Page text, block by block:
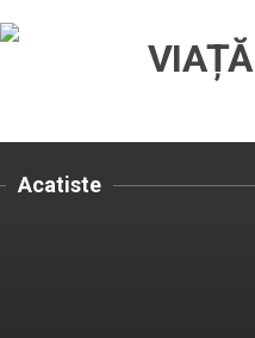
Acatiste